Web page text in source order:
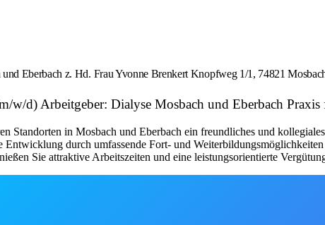
Eberbach z. Hd. Frau Yvonne Brenkert Knopfweg 1/1, 74821
w/d) Arbeitgeber: Dialyse Mosbach und Eberbach
Standorten in Mosbach und Eberbach ein freundliches und
durch umfassende Fort- und
Sie attraktive Arbeitszeiten und eine leistungsorientierte